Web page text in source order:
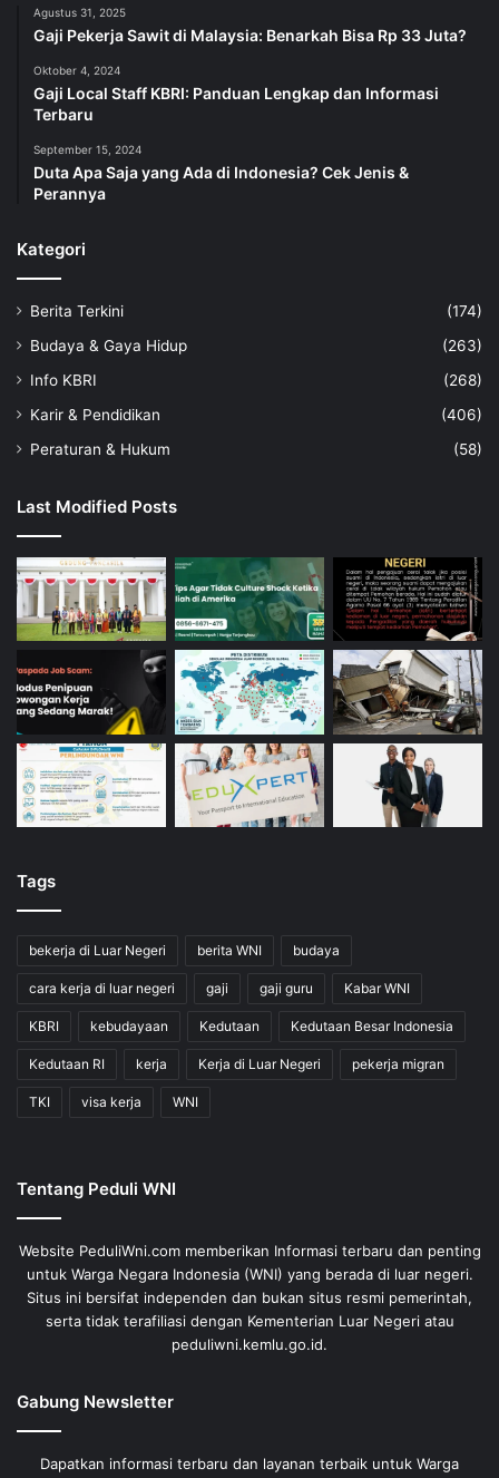
Agustus 31, 2025
Gaji Pekerja Sawit di Malaysia: Benarkah Bisa Rp 33 Juta?
Oktober 4, 2024
Gaji Local Staff KBRI: Panduan Lengkap dan Informasi
Terbaru
September 15, 2024
Duta Apa Saja yang Ada di Indonesia? Cek Jenis &
Perannya
Kategori
Berita Terkini
(174)
Budaya & Gaya Hidup
(263)
Info KBRI
(268)
Karir & Pendidikan
(406)
Peraturan & Hukum
(58)
Last Modified Posts
Tags
bekerja di Luar Negeri berita WNI budaya
cara kerja di luar negeri gaji gaji guru Kabar WNI
KBRI kebudayaan Kedutaan Kedutaan Besar Indonesia
Kedutaan RI kerja Kerja di Luar Negeri pekerja migran
TKI visa kerja WNI
Tentang Peduli WNI
Website PeduliWni.com memberikan Informasi terbaru dan penting
untuk Warga Negara Indonesia (WNI) yang berada di luar negeri.
Situs ini bersifat independen dan bukan situs resmi pemerintah,
serta tidak terafiliasi dengan Kementerian Luar Negeri atau
peduliwni.kemlu.go.id.
Gabung Newsletter
Dapatkan informasi terbaru dan layanan terbaik untuk Warga